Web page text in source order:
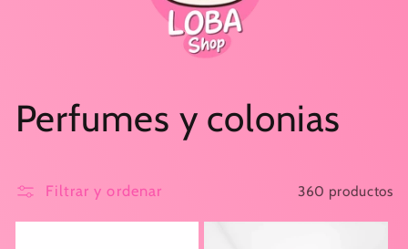
C
l
Perfumes y colonias
Filtrar y ordenar 360 productos